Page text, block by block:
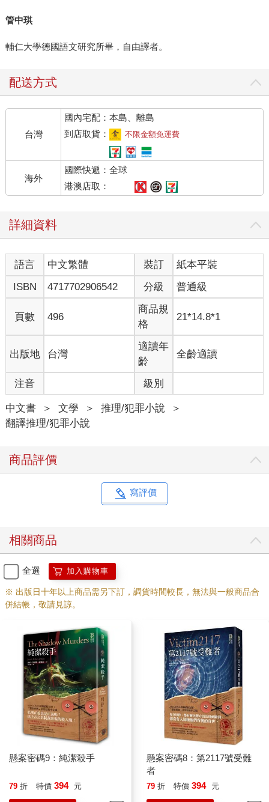
管中琪
輔仁大學德國語文研究所畢，自由譯者。
配送方式
台灣
國內宅配：本島、離島
到店取貨：
不限金額免運費
海外
國際快遞：全球
港澳店取：
詳細資料
語言 中文繁體 裝訂
紙本平裝
ISBN
4717702906542 分級 普通級
頁數 496
商品規
格
21*14.8*1
出版地 台灣
適讀年
齡
全齡適讀
注音 級別
中文書 ＞ 文學 ＞ 推理/犯罪小說
＞
翻譯推理/犯罪小說
商品評價
寫評價
相關商品
全選 加入購物車
※ 出版日十年以上商品需另下訂，調貨時間較長，無法與一般商品合
併結帳，敬請見諒。
懸案密碼9：純潔殺手
79 折 特價 394 元
懸案密碼8：第2117號受難
者
79 折 特價 394 元